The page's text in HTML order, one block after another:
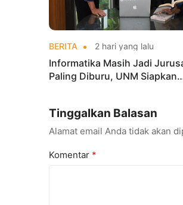
BERITA 2 hari yang lalu
Informatika Masih Jadi
Paling Diburu, UNM Siapkan
Tinggalkan Balasan
Alamat email Anda tidak akan
Komentar *